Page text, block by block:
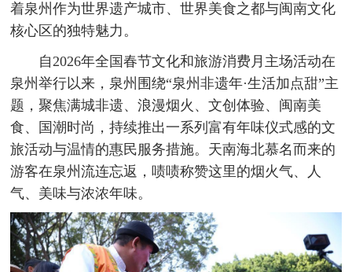
着泉州作为世界遗产城市、世界美食之都与闽南文化
核心区的独特魅力。
自2026年全国春节文化和旅游消费月主场活动在
泉州举行以来，泉州围绕“泉州非遗年·生活加点甜”主
题，聚焦满城非遗、浪漫烟火、文创体验、闽南美
食、国潮时尚，持续推出一系列富有年味仪式感的文
旅活动与温情的惠民服务措施。天南海北慕名而来的
游客在泉州流连忘返，啧啧称赞这里的烟火气、人
气、美味与浓浓年味。